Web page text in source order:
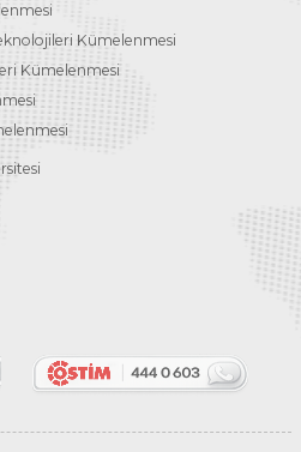
Kümelenmesi
Kümelenmesi